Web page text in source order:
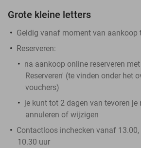
Grote kleine letters
Geldig vanaf moment van aankoop
Reserveren:
na aankoop online reserveren
Reserveren' (te vinden onder het
vouchers)
je kunt tot 2 dagen van tevoren je
annuleren of wijzigen
Contactloos inchecken vanaf
10.30 uur